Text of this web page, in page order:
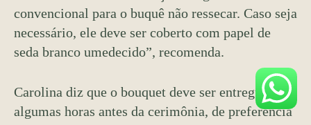
convencional para o buquê não ressecar. Caso seja
necessário, ele deve ser coberto com papel de
seda branco umedecido”, recomenda.
Carolina diz que o bouquet deve ser entregue
algumas horas antes da cerimônia, de preferência